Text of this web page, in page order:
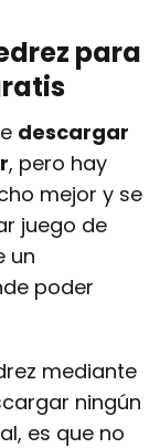
para
descargar
, pero hay
mejor y se
juego de
un
poder
mediante
ningún
es que no